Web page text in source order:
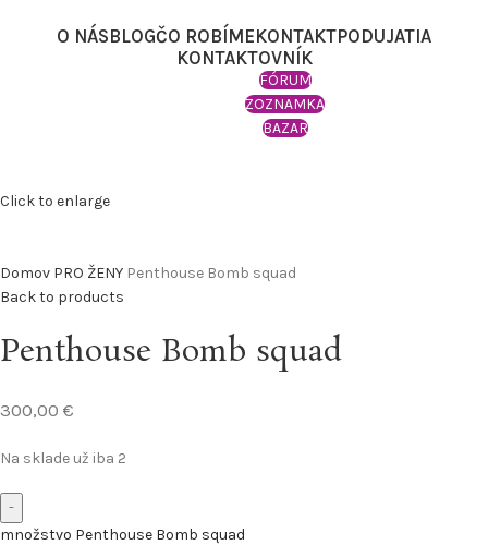
O NÁSBLOGČO ROBÍMEKONTAKTPODUJATIA
KONTAKTOVNÍK
FÓRUM
ZOZNAMKA
BAZAR
Click to enlarge
Domov PRO ŽENY Penthouse Bomb squad
Back to products
Penthouse Bomb squad
300,00 €
Na sklade už iba 2
množstvo Penthouse Bomb squad